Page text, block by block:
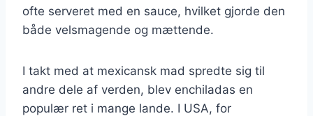
ofte serveret med en sauce, hvilket gjorde den
både velsmagende og mættende.
I takt med at mexicansk mad spredte sig til
andre dele af verden, blev enchiladas en
populær ret i mange lande. I USA, for